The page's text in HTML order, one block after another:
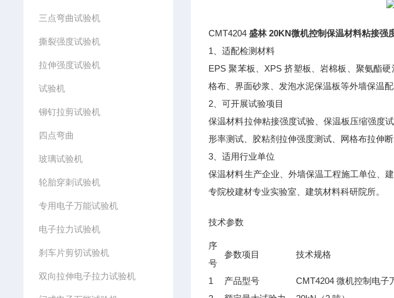
三点弯曲试验机
撕裂强度试验机
拉伸强度试验机
试验机
铆钉拉剪试验机
四点弯曲
玻璃试验机
轮胎穿刺试验机
专用电子万能试验机
电子拉力试验机
刹车片剪切试验机
双向拉伸电子拉力试验机
CMT4204盛林 20KN微机控制保温材料粘接强
1、适配检测材料
EPS 聚苯板、XPS 挤塑板、岩棉板、聚氨酯
格布、界面砂浆、发泡水泥保温板等外墙保温配
2、可开展试验项目
保温材料拉伸粘接强度试验、保温板压缩强度
形率测试、胶粘剂拉伸强度测试、网格布拉伸断
3、适用行业单位
保温材料生产企业、外墙保温工程施工单位、
专院校建材专业实验室、建筑材料科研院所。
技术参数
序
号
参数项目 技术规格
1 产品型号
CMT4204 微机控制电子